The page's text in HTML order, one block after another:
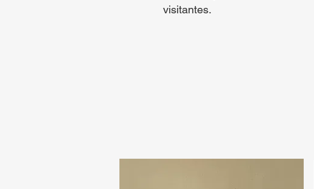
visitantes.